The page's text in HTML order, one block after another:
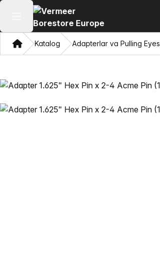
Asosiy menyuni ochish
Bosh sahifa
Katalog Adapterlar va Pulling Eyes